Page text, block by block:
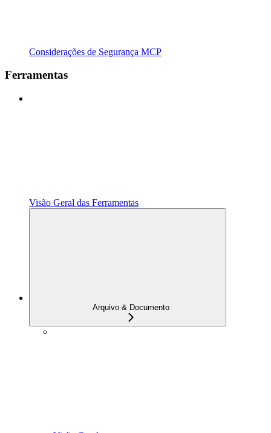
Considerações de Segurança MCP
Ferramentas
Visão Geral das Ferramentas
Arquivo & Documento